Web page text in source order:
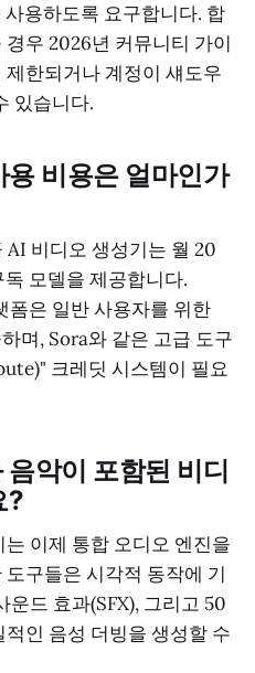
용하도록 요구합니다. 합
우 2026년 커뮤니티 가이
한되거나 계정이 섀도우
있습니다.
비용은 얼마인가
비디오 생성기는 월 20
모델을 제공합니다.
폼은 일반 사용자를 위한
며, Sora와 같은 고급 도구
크레딧 시스템이 필요
악이 포함된 비디
?
이제 통합 오디오 엔진을
구들은 시각적 동작에 기
운드 효과(SFX), 그리고 50
인 음성 더빙을 생성할 수